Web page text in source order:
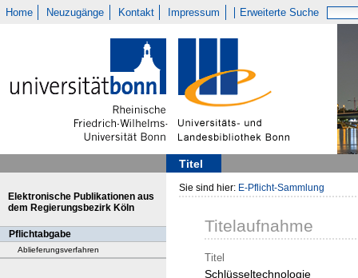
Home Neuzugänge Kontakt Impressum Erweiterte Suche
Titel
Elektronische Publikationen aus
dem Regierungsbezirk Köln
Pflichtabgabe
Ablieferungsverfahren
Sie sind hier: E-Pflicht-Sammlung
Titelaufnahme
Titel
Schlüsseltechnologie